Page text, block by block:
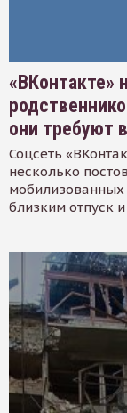
«ВКонтакте»
они требуют
Соцсеть
несколько
близким отпуск